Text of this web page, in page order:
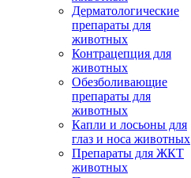
Дерматологические
препараты для
животных
Контрацепция для
животных
Обезболивающие
препараты для
животных
Капли и лосьоны для
глаз и носа животных
Препараты для ЖКТ
животных